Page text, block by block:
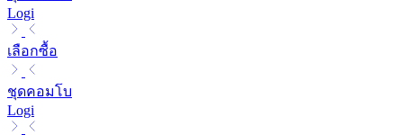
Logi
เลือกซื้อ
ชุดคอมโบ
Logi